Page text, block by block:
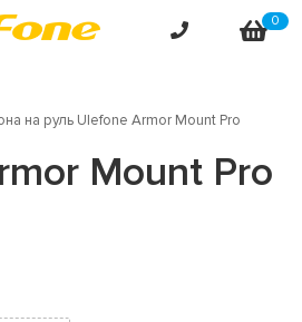
0
на руль Ulefone Armor Mount Pro
Mount Pro